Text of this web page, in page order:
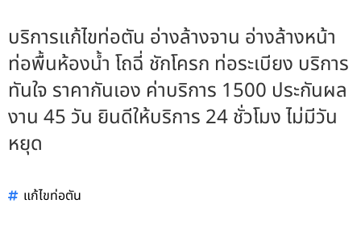
บริการแก้ไขท่อตัน อ่างล้างจาน อ่างล้างหน้า
ท่อพื้นห้องน้ำ โถฉี่ ชักโครก ท่อระเบียง บริการ
ทันใจ ราคากันเอง ค่าบริการ 1500 ประกันผล
งาน 45 วัน ยินดีให้บริการ 24 ชั่วโมง ไม่มีวัน
หยุด
แก้ไขท่อตัน